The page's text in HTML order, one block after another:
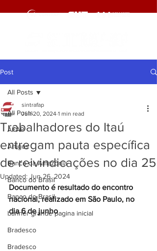
Post
All Posts
AFAP
Artigos
Banco da Amazônia
Banco do Brasil
Banco do Brasil
banner grande pagina inicial
Bradesco
Bradesco
All Posts
Trabalhadores do Itaú
entregam pauta específica
de reivindicações no dia 25
sintrafap
Jun 20, 2024 1 min read
Updated: Jun 26, 2024
Documento é resultado do encontro
nacional, realizado em São Paulo, no
dia 6 de junho